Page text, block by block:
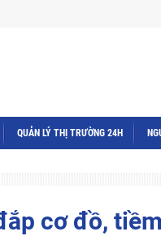
QUẢN LÝ THỊ TRƯỜNG 24H
cơ đồ,